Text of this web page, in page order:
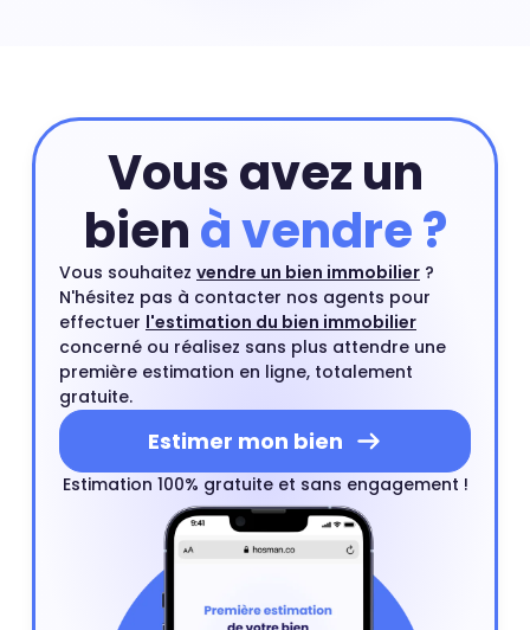
du quartier.
Vous avez un
bienà vendre ?
Vous souhaitez vendre un bien immobilier ?
N'hésitez pas à contacter nos agents pour
effectuer l'estimation du bien immobilier
concerné ou réalisez sans plus attendre une
première estimation en ligne, totalement
gratuite.
Estimer mon bien
Estimation 100% gratuite et sans engagement !